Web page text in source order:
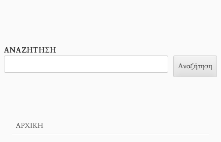
ΑΝΑΖΉΤΗΣΗ
Αναζήτηση
ΑΡΧΙΚΉ